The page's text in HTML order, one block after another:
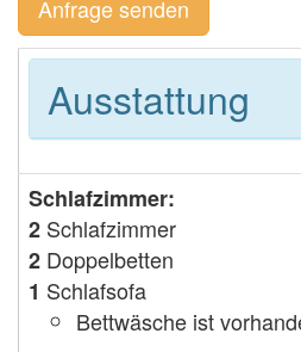
Anfrage senden
Ausstattung
Schlafzimmer:
2 Schlafzimmer
2 Doppelbetten
1 Schlafsofa
Bettwäsche ist